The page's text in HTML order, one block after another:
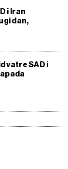
i Iran
dan,
vatre SAD i